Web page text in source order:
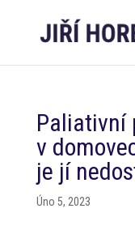
Paliativní
v
je jí
Úno 5, 2023